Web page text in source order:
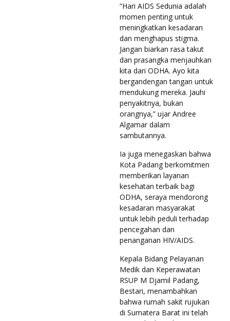
“Hari AIDS Sedunia adalah
momen penting untuk
meningkatkan kesadaran
dan menghapus stigma.
Jangan biarkan rasa takut
dan prasangka menjauhkan
kita dari ODHA. Ayo kita
bergandengan tangan untuk
mendukung mereka. Jauhi
penyakitnya, bukan
orangnya,” ujar Andree
Algamar dalam
sambutannya.
Ia juga menegaskan bahwa
Kota Padang berkomitmen
memberikan layanan
kesehatan terbaik bagi
ODHA, seraya mendorong
kesadaran masyarakat
untuk lebih peduli terhadap
pencegahan dan
penanganan HIV/AIDS.
Kepala Bidang Pelayanan
Medik dan Keperawatan
RSUP M Djamil Padang,
Bestari, menambahkan
bahwa rumah sakit rujukan
di Sumatera Barat ini telah